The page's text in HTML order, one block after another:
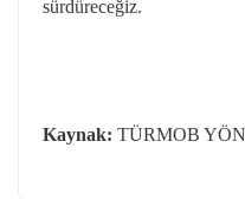
sürdüreceğiz.
Kaynak: TÜRMOB